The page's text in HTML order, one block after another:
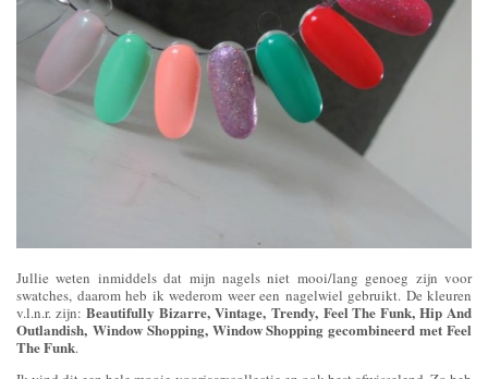
Jullie weten inmiddels dat mijn nagels niet mooi/lang genoeg zijn voor
swatches, daarom heb ik wederom weer een nagelwiel gebruikt. De kleuren
v.l.n.r. zijn:Beautifully Bizarre, Vintage, Trendy, Feel The Funk, Hip And
Outlandish, Window Shopping, Window Shopping gecombineerd met Feel
The Funk.